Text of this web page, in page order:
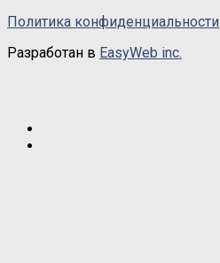
Политика конфиденциальности
Разработан в EasyWeb inc.